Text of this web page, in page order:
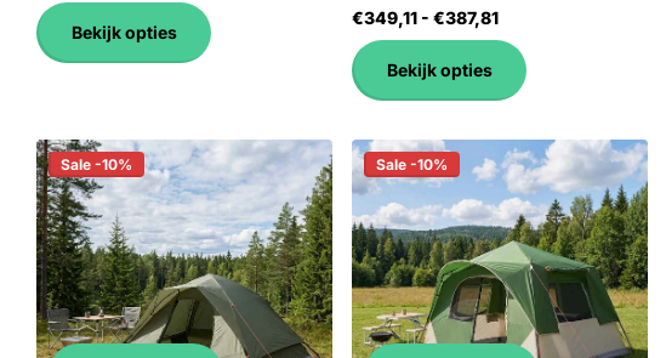
Bekijk opties
€349,11 - €387,81
Bekijk opties
Sale -10% Sale -10%